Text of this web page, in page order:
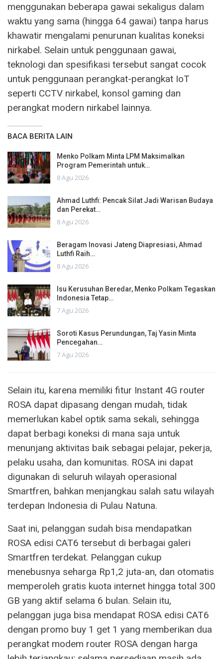
menggunakan beberapa gawai sekaligus dalam
waktu yang sama (hingga 64 gawai) tanpa harus
khawatir mengalami penurunan kualitas koneksi
nirkabel. Selain untuk penggunaan gawai,
teknologi dan spesifikasi tersebut sangat cocok
untuk penggunaan perangkat-perangkat IoT
seperti CCTV nirkabel, konsol gaming dan
perangkat modern nirkabel lainnya.
BACA BERITA LAIN
Menko Polkam Minta LPM Maksimalkan
Program Pemerintah untuk…
8 Agu 2026
Ahmad Luthfi: Pencak Silat Jadi Warisan Budaya
dan Perekat…
8 Agu 2026
Beragam Inovasi Jateng Diapresiasi, Ahmad
Luthfi Raih…
8 Agu 2026
Isu Kerusuhan Beredar, Menko Polkam Tegaskan
Indonesia Tetap…
7 Agu 2026
Soroti Kasus Perundungan, Taj Yasin Minta
Pencegahan…
7 Agu 2026
Selain itu, karena memiliki fitur Instant 4G router
ROSA dapat dipasang dengan mudah, tidak
memerlukan kabel optik sama sekali, sehingga
dapat berbagi koneksi di mana saja untuk
menunjang aktivitas baik sebagai pelajar, pekerja,
pelaku usaha, dan komunitas. ROSA ini dapat
digunakan di seluruh wilayah operasional
Smartfren, bahkan menjangkau salah satu wilayah
terdepan Indonesia di Pulau Natuna.
Saat ini, pelanggan sudah bisa mendapatkan
ROSA edisi CAT6 tersebut di berbagai galeri
Smartfren terdekat. Pelanggan cukup
menebusnya seharga Rp1,2 juta-an, dan otomatis
memperoleh gratis kuota internet hingga total 300
GB yang aktif selama 6 bulan. Selain itu,
pelanggan juga bisa mendapat ROSA edisi CAT6
dengan promo buy 1 get 1 yang memberikan dua
perangkat modem router ROSA dengan harga